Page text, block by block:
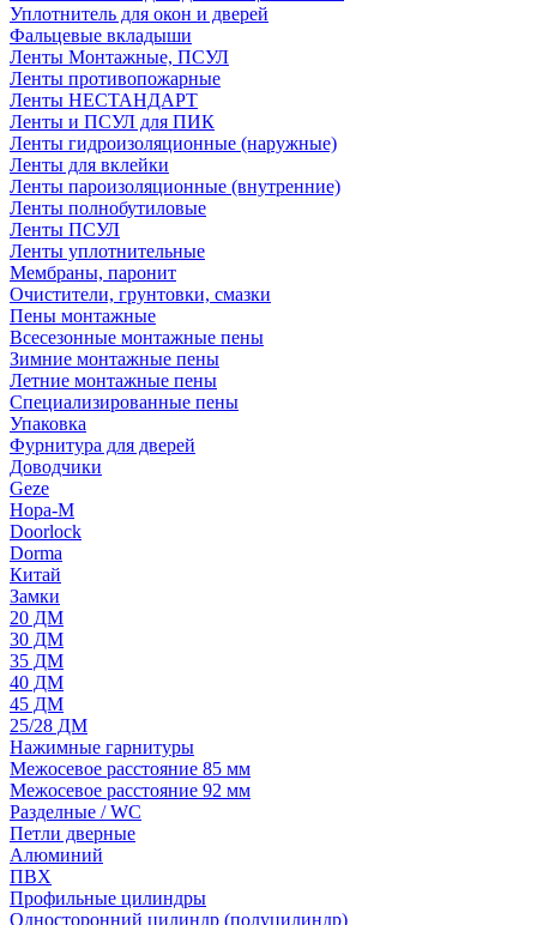
Уплотнитель для окон и дверей
Фальцевые вкладыши
Ленты Монтажные, ПСУЛ
Ленты противопожарные
Ленты НЕСТАНДАРТ
Ленты и ПСУЛ для ПИК
Ленты гидроизоляционные (наружные)
Ленты для вклейки
Ленты пароизоляционные (внутренние)
Ленты полнобутиловые
Ленты ПСУЛ
Ленты уплотнительные
Мембраны, паронит
Очистители, грунтовки, смазки
Пены монтажные
Всесезонные монтажные пены
Зимние монтажные пены
Летние монтажные пены
Специализированные пены
Упаковка
Фурнитура для дверей
Доводчики
Geze
Нора-М
Doorlock
Dorma
Китай
Замки
20 ДМ
30 ДМ
35 ДМ
40 ДМ
45 ДМ
25/28 ДМ
Нажимные гарнитуры
Межосевое расстояние 85 мм
Межосевое расстояние 92 мм
Разделные / WC
Петли дверные
Алюминий
ПВХ
Профильные цилиндры
Односторонний цилиндр (полуцилиндр)